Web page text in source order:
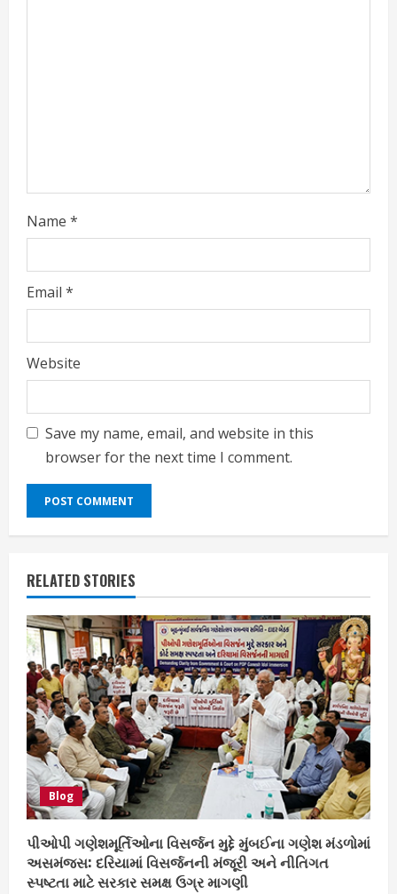
g
Name *
Email *
Website
Save my name, email, and website in this
browser for the next time I comment.
RELATED STORIES
Blog
પીઓપી ગણેશમૂર્તિઓના વિસર્જન મુદ્દે મુંબઈના ગણેશ મંડળોમાં
અસમંજસ: દરિયામાં વિસર્જનની મંજૂરી અને નીતિગત
સ્પષ્ટતા માટે સરકાર સમક્ષ ઉગ્ર માગણી